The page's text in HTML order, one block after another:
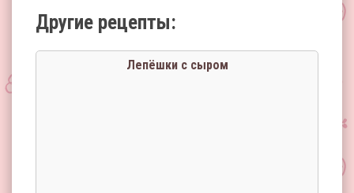
Другие рецепты:
Лепёшки с сыром